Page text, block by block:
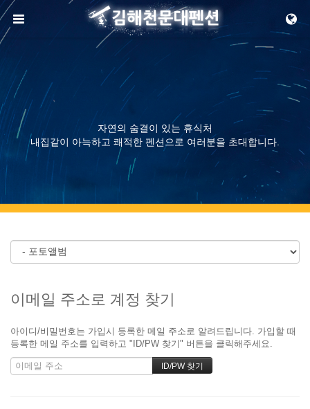
메뉴 건너뛰기
자연의 숨결이 있는 휴식처
내집같이 아늑하고 쾌적한 펜션으로 여러분을 초대합니다.
이메일 주소로 계정 찾기
아이디/비밀번호는 가입시 등록한 메일 주소로 알려드립니다. 가입할 때
등록한 메일 주소를 입력하고 "ID/PW 찾기" 버튼을 클릭해주세요.